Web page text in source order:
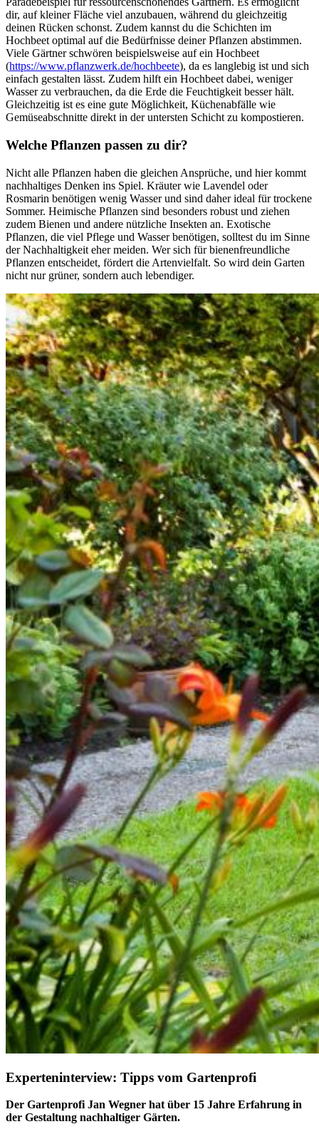
dir, auf kleiner Fläche viel anzubauen, während du gleichzeitig
deinen Rücken schonst. Zudem kannst du die Schichten im
Hochbeet optimal auf die Bedürfnisse deiner Pflanzen abstimmen.
Viele Gärtner schwören beispielsweise auf ein Hochbeet
(https://www.pflanzwerk.de/hochbeete), da es langlebig ist und sich
einfach gestalten lässt. Zudem hilft ein Hochbeet dabei, weniger
Wasser zu verbrauchen, da die Erde die Feuchtigkeit besser hält.
Gleichzeitig ist es eine gute Möglichkeit, Küchenabfälle wie
Gemüseabschnitte direkt in der untersten Schicht zu kompostieren.
Welche Pflanzen passen zu dir?
Nicht alle Pflanzen haben die gleichen Ansprüche, und hier kommt
nachhaltiges Denken ins Spiel. Kräuter wie Lavendel oder
Rosmarin benötigen wenig Wasser und sind daher ideal für trockene
Sommer. Heimische Pflanzen sind besonders robust und ziehen
zudem Bienen und andere nützliche Insekten an. Exotische
Pflanzen, die viel Pflege und Wasser benötigen, solltest du im Sinne
der Nachhaltigkeit eher meiden. Wer sich für bienenfreundliche
Pflanzen entscheidet, fördert die Artenvielfalt. So wird dein Garten
nicht nur grüner, sondern auch lebendiger.
Experteninterview: Tipps vom Gartenprofi
Der Gartenprofi Jan Wegner hat über 15 Jahre Erfahrung in
der Gestaltung nachhaltiger Gärten.